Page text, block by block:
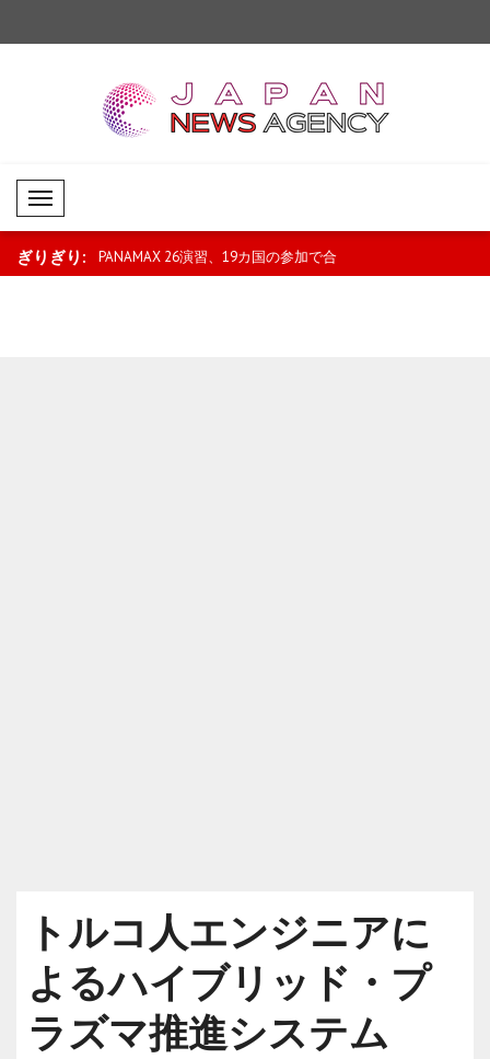
Mobil Menü
ぎりぎり:
には査証を PANAMAX 26演習、19カ国の参加で合
トルコ人エンジニアに
よるハイブリッド・プ
ラズマ推進システム